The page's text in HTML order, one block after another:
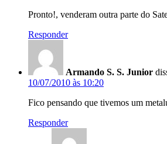
Pronto!, venderam outra parte do
Responder
Armando S. S. Junior
10/07/2010 às 10:20
Fico pensando que tivemos um
Responder